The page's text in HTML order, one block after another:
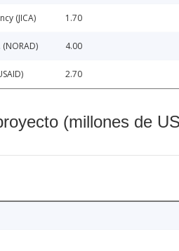
(JICA) 1.70
4.00
2.70
(millones de